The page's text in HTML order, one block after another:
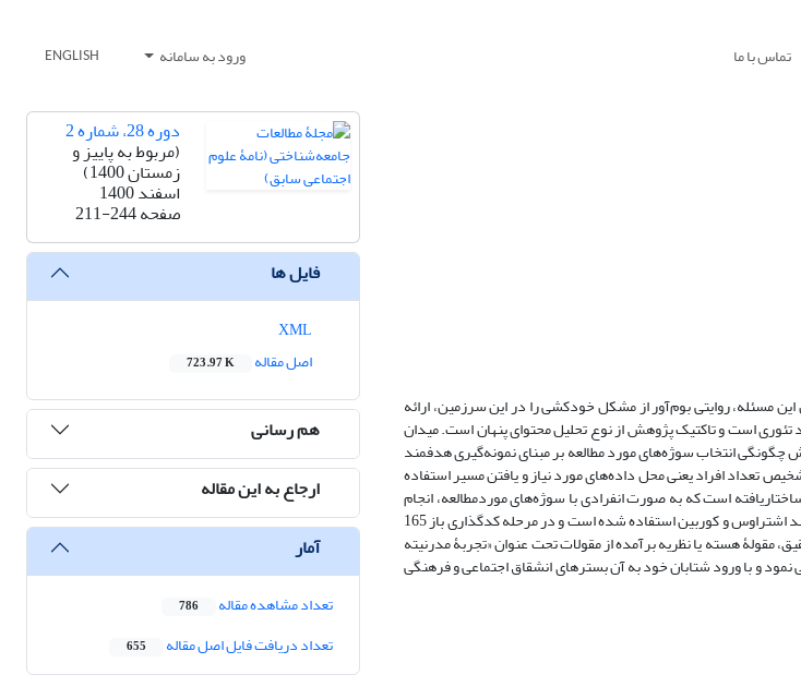
تماس با ما ورود به سامانه ENGLISH
روایتی بوم‌آور از مشکل خودکشی را در این سرزمین، ارائه
است و تاکتیک پژوهش از نوع تحلیل محتوای پنهان است. میدان
چگونگی انتخاب سوژه‌های مورد مطالعه بر مبنای نمونه‌گیری هدفمند
تعداد افراد یعنی محل داده‌های مورد نیاز و یافتن مسیر استفاده
داده‌ها مصاحبۀ نیمه‌ساختاریافته است که به صورت انفرادی با سوژه‌های موردمطالعه، انجام
گرفته است. فرمت داده‌ها در قالب صوت بوده و برای تجزیه و تحلیل داده‌ها از سه مرحله کدگذاری طرح نظام‌مند اشتراوس و کوربین استفاده شده است و در مرحله کدگذاری باز 165
باهم‌بینی مقولات تحقیق، مقولۀ هسته یا نظریه برآمده از مقولات تحت عنوان «تجربۀ مدرنیته
نمود و با ورود شتابان خود به آن بسترهای انشقاق اجتماعی و فرهنگی
دوره 28، شماره 2
(مربوط به پاییز و
زمستان 1400)
اسفند 1400
صفحه211-244
فایل ها
اصل مقاله
723.97 K
هم رسانی
ارجاع به این مقاله
آمار
تعداد مشاهده مقاله 786
تعداد دریافت فایل اصل مقاله 655